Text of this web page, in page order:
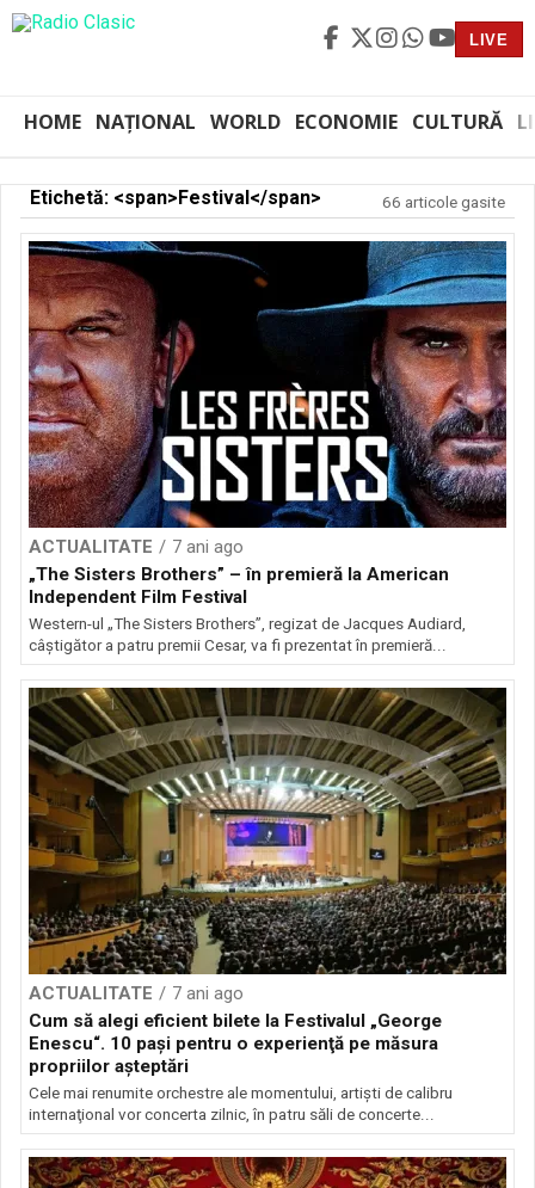
LIVE
HOME NAȚIONAL WORLD ECONOMIE CULTURĂ
Etichetă: <span>Festival</span> 66 articole gasite
ACTUALITATE
7 ani ago
„The Sisters Brothers” – în premieră la American
Independent Film Festival
Western-ul „The Sisters Brothers”, regizat de Jacques Audiard,
câştigător a patru premii Cesar, va fi prezentat în premieră...
ACTUALITATE
7 ani ago
Cum să alegi eficient bilete la Festivalul „George
Enescu“. 10 paşi pentru o experienţă pe măsura
propriilor aşteptări
Cele mai renumite orchestre ale momentului, artişti de calibru
internaţional vor concerta zilnic, în patru săli de concerte...